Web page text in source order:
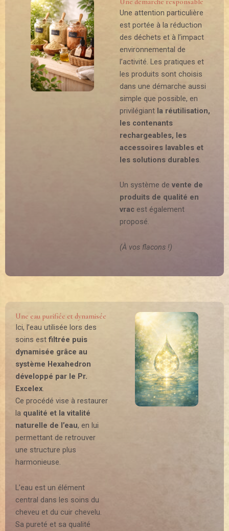
Une attention particulière
est portée à la réduction
des déchets et à l’impact
environnemental de
l’activité. Les pratiques et
les produits sont choisis
dans une démarche aussi
simple que possible, en
privilégiant la réutilisation,
les contenants
rechargeables, les
accessoires lavables et
les solutions durables.
Un système de vente de
produits de qualité en
vrac est également
proposé.
(À vos flacons !)
Une eau purifiée et dynamisée
Ici, l’eau utilisée lors des
soins est filtrée puis
dynamisée grâce au
système Hexahedron
développé par le Pr.
Excelex.
Ce procédé vise à restaurer
la qualité et la vitalité
naturelle de l’eau, en lui
permettant de retrouver
une structure plus
harmonieuse.
L’eau est un élément
central dans les soins du
cheveu et du cuir chevelu.
Sa pureté et sa qualité